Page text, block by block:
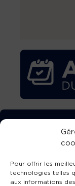
Pour offrir les
technologies telles
aux informations